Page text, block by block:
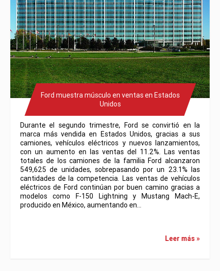
Ford muestra músculo en ventas en Estados
Unidos
Durante el segundo trimestre, Ford se convirtió en la
marca más vendida en Estados Unidos, gracias a sus
camiones, vehículos eléctricos y nuevos lanzamientos,
con un aumento en las ventas del 11.2%. Las ventas
totales de los camiones de la familia Ford alcanzaron
549,625 de unidades, sobrepasando por un 23.1% las
cantidades de la competencia. Las ventas de vehículos
eléctricos de Ford continúan por buen camino gracias a
modelos como F-150 Lightning y Mustang Mach-E,
producido en México, aumentando en…
Leer más »